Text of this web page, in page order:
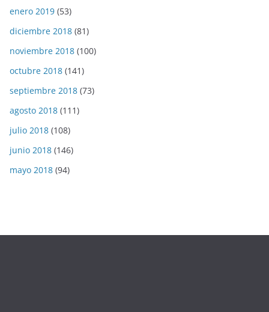
enero 2019 (53)
diciembre 2018 (81)
noviembre 2018 (100)
octubre 2018 (141)
septiembre 2018 (73)
agosto 2018 (111)
julio 2018 (108)
junio 2018 (146)
mayo 2018 (94)